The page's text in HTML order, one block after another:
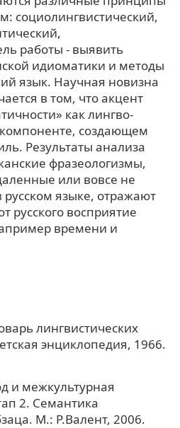
социолингвистический,
работы - выявить
идиоматики и методы
язык. Научная новизна
в том, что акцент
как лингво-
компоненте, создающем
Результаты анализа
фразеологизмы,
или вовсе не
языке, отражают
русского восприятие
времени и
лингвистических
энциклопедия, 1966.
и межкультурная
2. Семантика
М.: Р.Валент, 2006.